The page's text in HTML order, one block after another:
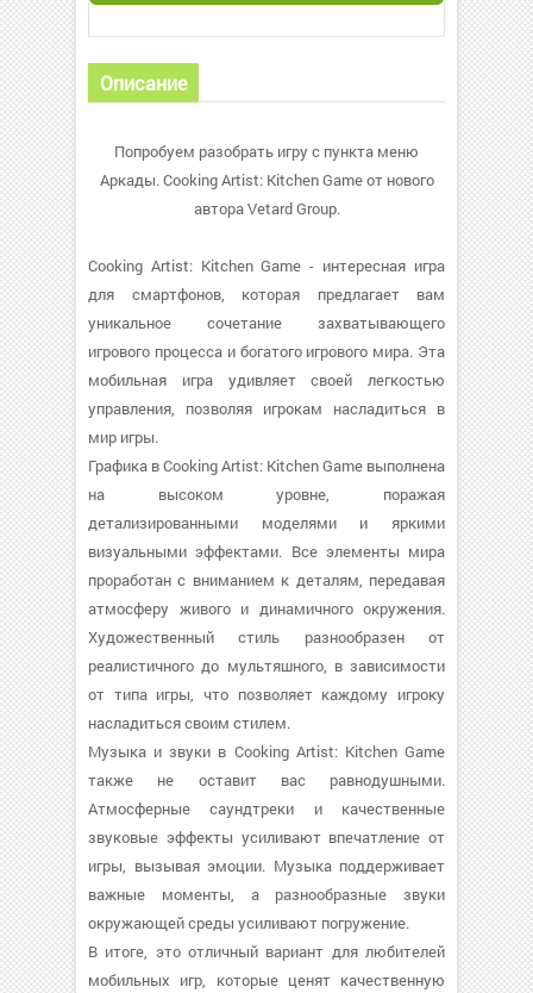
Описание
Попробуем разобрать игру с пункта меню
Аркады. Cooking Artist: Kitchen Game от нового
автора Vetard Group.
Cooking Artist: Kitchen Game - интересная игра
для смартфонов, которая предлагает вам
уникальное сочетание захватывающего
игрового процесса и богатого игрового мира. Эта
мобильная игра удивляет своей легкостью
управления, позволяя игрокам насладиться в
мир игры.
Графика в Cooking Artist: Kitchen Game выполнена
на высоком уровне, поражая
детализированными моделями и яркими
визуальными эффектами. Все элементы мира
проработан с вниманием к деталям, передавая
атмосферу живого и динамичного окружения.
Художественный стиль разнообразен от
реалистичного до мультяшного, в зависимости
от типа игры, что позволяет каждому игроку
насладиться своим стилем.
Музыка и звуки в Cooking Artist: Kitchen Game
также не оставит вас равнодушными.
Атмосферные саундтреки и качественные
звуковые эффекты усиливают впечатление от
игры, вызывая эмоции. Музыка поддерживает
важные моменты, а разнообразные звуки
окружающей среды усиливают погружение.
В итоге, это отличный вариант для любителей
мобильных игр, которые ценят качественную